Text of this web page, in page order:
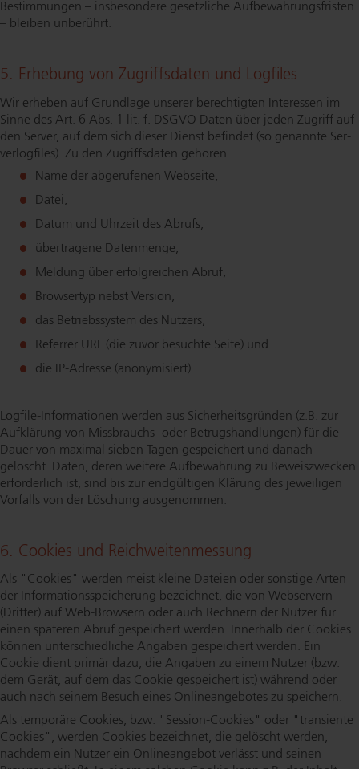
Bestimmungen – insbesondere gesetzliche Auf­be­wah­rungs­fris­ten
– bleiben unberührt.
5. Erhebung von Zugriffsdaten und Logfiles
Wir erheben auf Grundlage unserer berechtigten Interessen im
Sinne des Art. 6 Abs. 1 lit. f. DSGVO Daten über jeden Zugriff auf
den Server, auf dem sich dieser Dienst befindet (so genannte Ser­
ver­log­files). Zu den Zugriffsdaten gehören
Name der abgerufenen Webseite,
Datei,
Datum und Uhrzeit des Abrufs,
übertragene Datenmenge,
Meldung über erfolgreichen Abruf,
Browsertyp nebst Version,
das Be­triebs­sys­tem des Nutzers,
Referrer URL (die zuvor besuchte Seite) und
die IP-Adresse (anonymisiert).
Log­file-In­for­ma­tio­nen werden aus Si­cher­heits­grün­den (z.B. zur
Aufklärung von Missbrauchs- oder Be­trugs­hand­lun­gen) für die
Dauer von maximal sieben Tagen gespeichert und danach
gelöscht. Daten, deren weitere Aufbewahrung zu Beweiszwecken
erforderlich ist, sind bis zur endgültigen Klärung des jeweiligen
Vorfalls von der Löschung ausgenommen.
6. Cookies und Reich­wei­ten­mes­sung
Als "Cookies" werden meist kleine Dateien oder sonstige Arten
der In­for­ma­ti­ons­spei­che­rung bezeichnet, die von Webservern
(Dritter) auf Web-Browsern oder auch Rechnern der Nutzer für
einen späteren Abruf gespeichert werden. Innerhalb der Cookies
können un­ter­schied­li­che Angaben gespeichert werden. Ein
Cookie dient primär dazu, die Angaben zu einem Nutzer (bzw.
dem Gerät, auf dem das Cookie gespeichert ist) während oder
auch nach seinem Besuch eines On­line­an­ge­bo­tes zu speichern.
Als temporäre Cookies, bzw. "Ses­si­on-Coo­kies" oder "transiente
Cookies", werden Cookies bezeichnet, die gelöscht werden,
nachdem ein Nutzer ein Onlineangebot verlässt und seinen